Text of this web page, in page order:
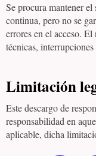
Se procura mantener
continua, pero no se
errores en el acceso. El
técnicas,
Limitación
Este descargo de
responsabilidad en
aplicable, dicha